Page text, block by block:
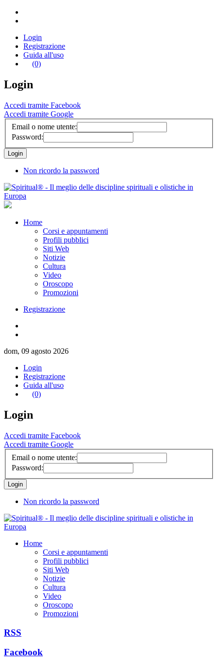
Login
Registrazione
Guida all'uso
(0)
Login
Accedi tramite Facebook
Accedi tramite Google
Email o nome utente:
Password:
Non ricordo la password
Home
Corsi e appuntamenti
Profili pubblici
Siti Web
Notizie
Cultura
Video
Oroscopo
Promozioni
Registrazione
dom, 09 agosto 2026
Login
Registrazione
Guida all'uso
(0)
Login
Accedi tramite Facebook
Accedi tramite Google
Email o nome utente:
Password:
Non ricordo la password
Home
Corsi e appuntamenti
Profili pubblici
Siti Web
Notizie
Cultura
Video
Oroscopo
Promozioni
RSS
Facebook